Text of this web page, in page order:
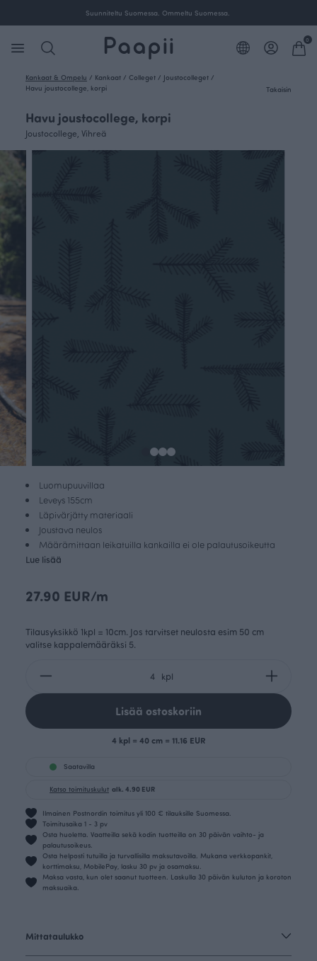
Suunniteltu Suomessa. Ommeltu Suomessa.
0
Kankaat & Ompelu / Kankaat / Colleget / Joustocolleget /
Havu joustocollege, korpi
Takaisin
Havu joustocollege, korpi
Joustocollege, Vihreä
Luomupuuvillaa
Leveys 155cm
Läpivärjätty materiaali
Joustava neulos
Määrämittaan leikatuilla kankailla ei ole palautusoikeutta
Lue lisää
27.90 EUR/m
Tilausyksikkö 1kpl = 10cm. Jos tarvitset neulosta esim 50 cm
valitse kappalemääräksi 5.
kpl
Lisää ostoskoriin
4 kpl = 40 cm = 11.16 EUR
Saatavilla
Katso toimituskulut alk. 4.90 EUR
Ilmainen Postnordin toimitus yli 100 € tilauksille Suomessa.
Toimitusaika 1 - 3 pv
Osta huoletta. Vaatteilla sekä kodin tuotteilla on 30 päivän vaihto- ja
palautusoikeus.
Osta helposti tutuilla ja turvallisilla maksutavoilla. Mukana verkkopankit,
korttimaksu, MobilePay, lasku 30 pv ja osamaksu.
Maksa vasta, kun olet saanut tuotteen. Laskulla 30 päivän kuluton ja koroton
maksuaika.
Mittataulukko